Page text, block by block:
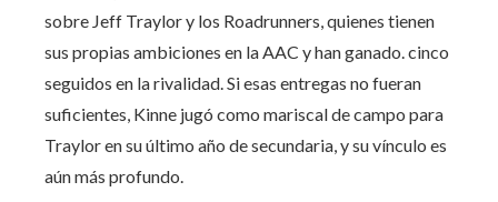
sobre Jeff Traylor y los Roadrunners, quienes tienen
sus propias ambiciones en la AAC y han ganado. cinco
seguidos en la rivalidad. Si esas entregas no fueran
suficientes, Kinne jugó como mariscal de campo para
Traylor en su último año de secundaria, y su vínculo es
aún más profundo.